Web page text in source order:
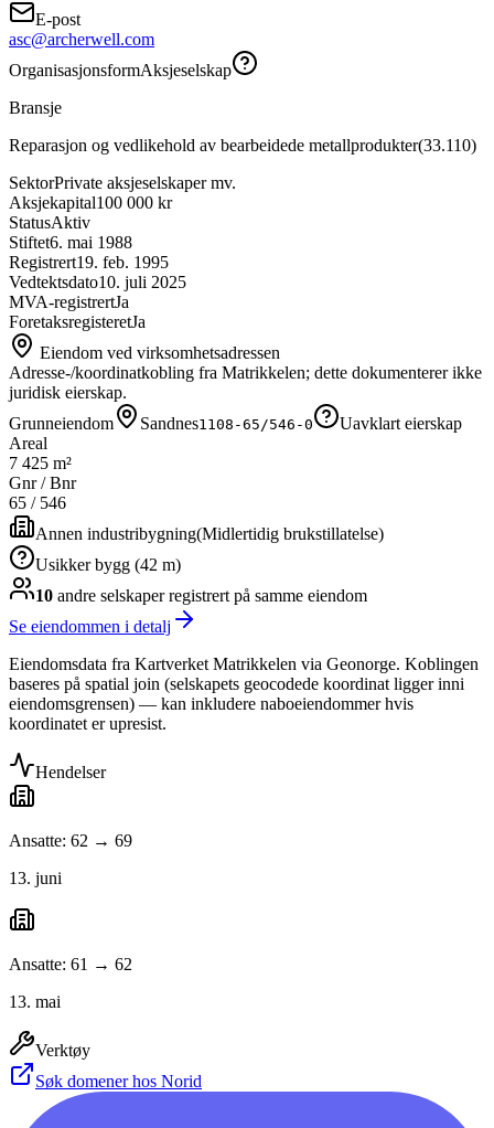
E-post
asc@archerwell.com
OrganisasjonsformAksjeselskap
Bransje
Reparasjon og vedlikehold av bearbeidede metallprodukter(33.110)
SektorPrivate aksjeselskaper mv.
Aksjekapital100 000 kr
StatusAktiv
Stiftet6. mai 1988
Registrert19. feb. 1995
Vedtektsdato10. juli 2025
MVA-registrertJa
ForetaksregisteretJa
Eiendom ved virksomhetsadressen
Adresse-/koordinatkobling fra Matrikkelen; dette dokumenterer ikke
juridisk eierskap.
Grunneiendom
Sandnes1108-65/546-0
Uavklart eierskap
Areal
7 425 m²
Gnr / Bnr
65 / 546
Annen industribygning(Midlertidig brukstillatelse)
Usikker bygg (42 m)
10 andre selskaperregistrert på samme eiendom
Se eiendommen i detalj
Eiendomsdata fra Kartverket Matrikkelen via Geonorge. Koblingen
baseres på spatial join (selskapets geocodede koordinat ligger inni
eiendomsgrensen) — kan inkludere naboeiendommer hvis
koordinatet er upresist.
Hendelser
Ansatte: 62 → 69
13. juni
Ansatte: 61 → 62
13. mai
Verktøy
Søk domener hos Norid